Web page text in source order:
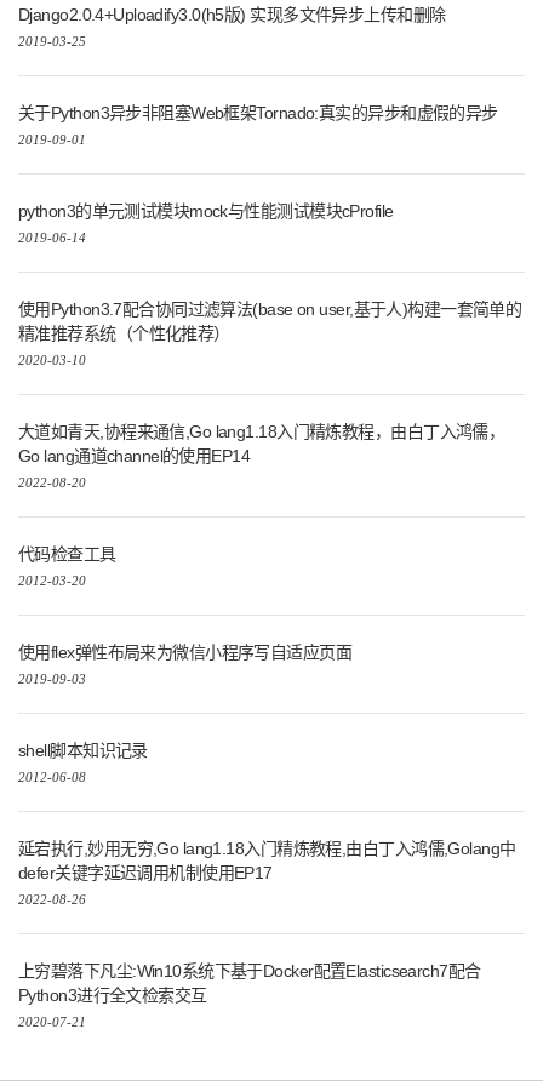
Django2.0.4+Uploadify3.0(h5版) 实现多文件异步上传和删除
2019-03-25
关于Python3异步非阻塞Web框架Tornado:真实的异步和虚假的异步
2019-09-01
python3的单元测试模块mock与性能测试模块cProfile
2019-06-14
使用Python3.7配合协同过滤算法(base on user,基于人)构建一套简单的
精准推荐系统（个性化推荐）
2020-03-10
大道如青天,协程来通信,Go lang1.18入门精炼教程，由白丁入鸿儒，
Go lang通道channel的使用EP14
2022-08-20
代码检查工具
2012-03-20
使用flex弹性布局来为微信小程序写自适应页面
2019-09-03
shell脚本知识记录
2012-06-08
延宕执行,妙用无穷,Go lang1.18入门精炼教程,由白丁入鸿儒,Golang中
defer关键字延迟调用机制使用EP17
2022-08-26
上穷碧落下凡尘:Win10系统下基于Docker配置Elasticsearch7配合
Python3进行全文检索交互
2020-07-21